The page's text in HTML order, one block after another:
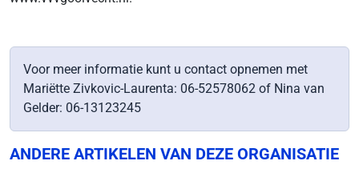
Voor meer informatie kunt u contact opnemen met
Mariëtte Zivkovic-Laurenta: 06-52578062 of Nina van
Gelder: 06-13123245
ANDERE ARTIKELEN VAN DEZE ORGANISATIE